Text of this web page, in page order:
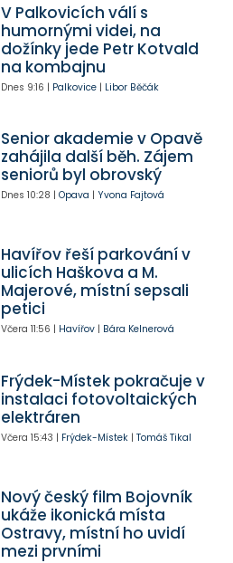
V Palkovicích válí s
humornými videi, na
dožínky jede Petr Kotvald
na kombajnu
Dnes 9:16 | Palkovice| Libor Běčák
Senior akademie v Opavě
zahájila další běh. Zájem
seniorů byl obrovský
Dnes 10:28 | Opava | Yvona Fajtová
Havířov řeší parkování v
ulicích Haškova a M.
Majerové, místní sepsali
petici
Včera 11:56 | Havířov| Bára Kelnerová
Frýdek-Místek pokračuje v
instalaci fotovoltaických
elektráren
Včera 15:43 | Frýdek-Místek| Tomáš Tikal
Nový český film Bojovník
ukáže ikonická místa
Ostravy, místní ho uvidí
mezi prvními